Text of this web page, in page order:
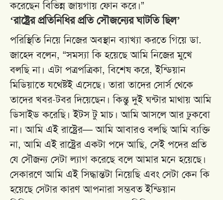
করেছেন বিভিন্ন জায়গায় ফোন করে।”
‘রাষ্ট্রের প্রতিনিধির প্রতি সৌজন্যের ঘাটতি ছিল’
পরিস্থিতি নিয়ে নিজের অবস্থান ব্যাখ্যা করতে গিয়ে ডা.
জাহেদ বলেন, “সমস্যা কি হয়েছে আমি নিজের মুখে
বলছি না। এটা পত্রপত্রিকা, বিশেষ করে, ইন্ডিয়ান
মিডিয়াতে যথেষ্টই এসেছে। তারা তাদের সোর্স থেকে
তাদের খবর-টবর দিয়েছেন। কিন্তু দুই ঘন্টার মাথায় আমি
ডিসাইড করেছি। ইটস টু মাচ। আমি আসলে আর ঢুকবো
না। আমি এই রাষ্ট্রের— আমি আবারও বলছি আমি ব্যক্তি
না, আমি এই রাষ্ট্রের একটা পদে আছি, সেই পদের প্রতি
যে সৌজন্য সেটা ল্যাগ করেছে বলে আমার মনে হয়েছে।
সেকারণে আমি এই সিদ্ধান্তটা নিয়েছি এবং সেটা কেন কি
হয়েছে সেটার কারণ আপনারা সম্ভবত ইন্ডিয়ান